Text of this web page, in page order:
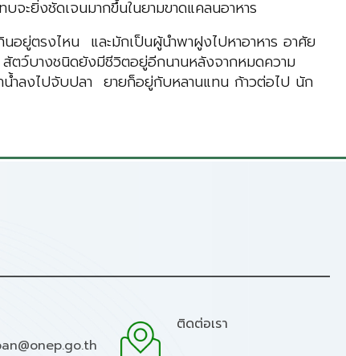
ะยิ่งชัดเจนมากขึ้นในยามขาดแคลนอาหาร
อยู่ตรงไหน และมักเป็นผู้นำพาฝูงไปหาอาหาร อาศัย
ว์บางชนิดยังมีชีวิตอยู่อีกนานหลังจากหมดความ
ำลงไปจับปลา ยายก็อยู่กับหลานแทน ก้าวต่อไป นัก
ติดต่อเรา